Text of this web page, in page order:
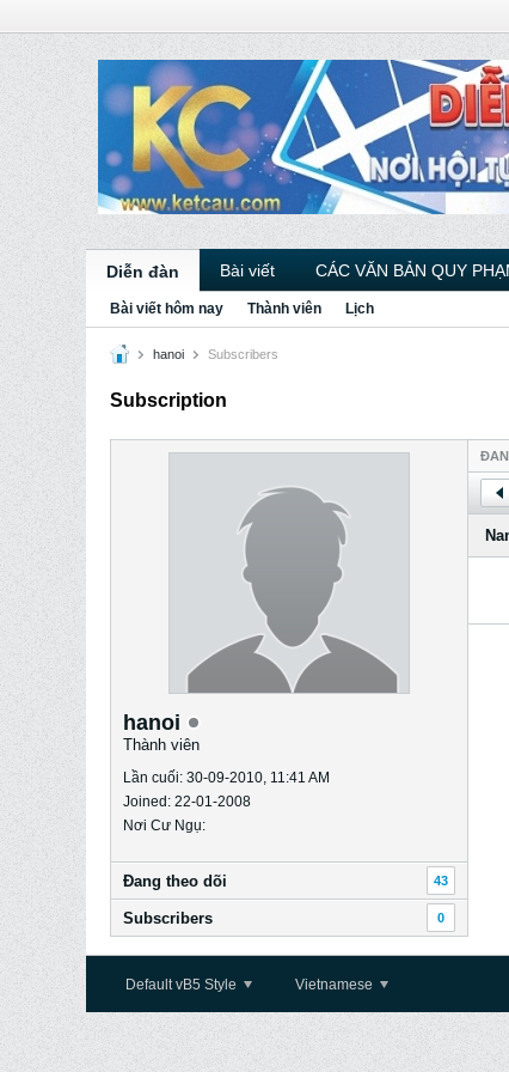
Diễn đàn Bài viết CÁC VĂN BẢN QUY
Bài viết hôm nay Thành viên Lịch
hanoi Subscribers
Subscription
hanoi
Thành viên
Lần cuối: 30-09-2010, 11:41 AM
Joined: 22-01-2008
Nơi Cư Ngụ:
Ðang theo dõi 43
Subscribers 0
Default vB5 Style Vietnamese